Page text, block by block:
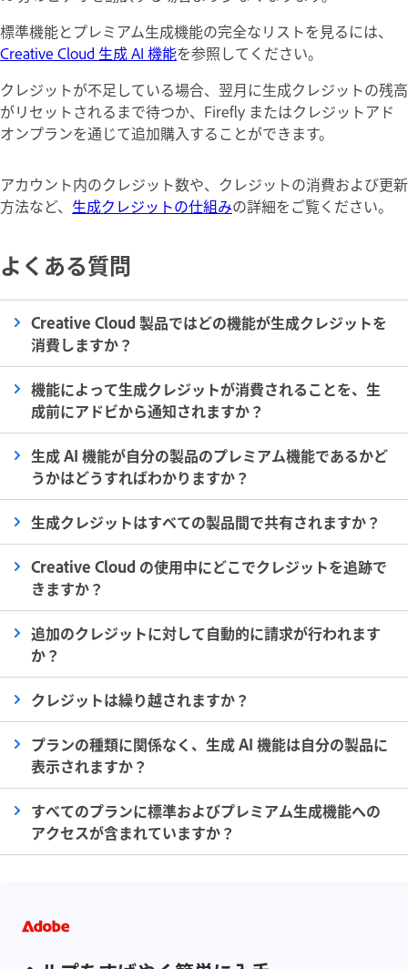
標準機能とプレミアム生成機能の完全なリストを見るには、
Creative Cloud 生成 AI 機能を参照してください。
クレジットが不足している場合、翌月に生成クレジットの残高
がリセットされるまで待つか、Firefly またはクレジットアド
オンプランを通じて追加購入することができます。
アカウント内のクレジット数や、クレジットの消費および更新
方法など、 生成クレジットの仕組みの詳細をご覧ください。
よくある質問
Creative Cloud 製品ではどの機能が生成クレジットを
消費しますか？
機能によって生成クレジットが消費されることを、生
成前にアドビから通知されますか？
生成 AI 機能が自分の製品のプレミアム機能であるかど
うかはどうすればわかりますか？
生成クレジットはすべての製品間で共有されますか？
Creative Cloud の使用中にどこでクレジットを追跡で
きますか？
追加のクレジットに対して自動的に請求が行われます
か？
クレジットは繰り越されますか？
プランの種類に関係なく、生成 AI 機能は自分の製品に
表示されますか？
すべてのプランに標準およびプレミアム生成機能への
アクセスが含まれていますか？